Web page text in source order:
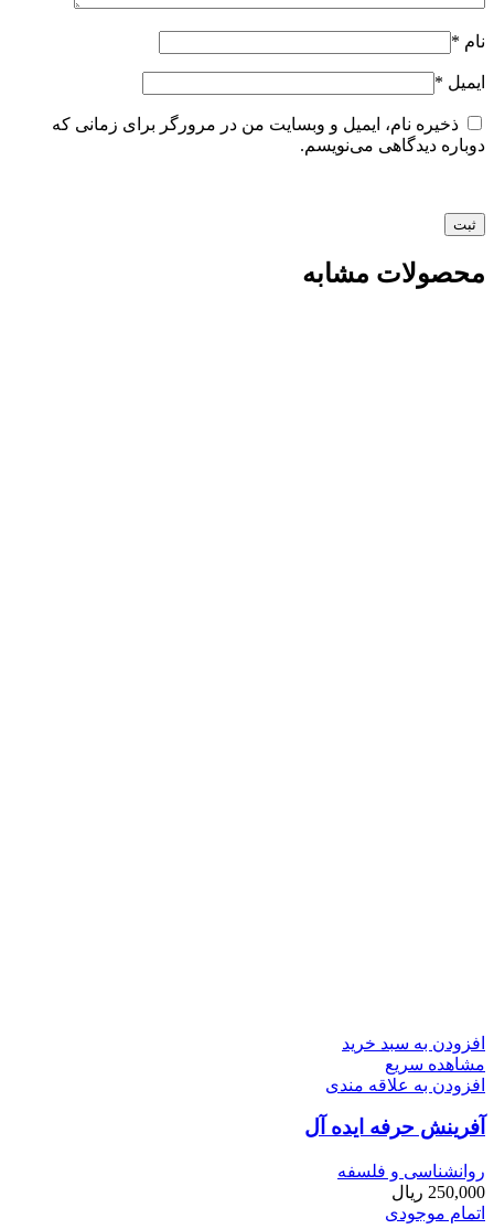
نام *
ایمیل *
ذخیره نام، ایمیل و وبسایت من در مرورگر برای زمانی که
دوباره دیدگاهی می‌نویسم.
محصولات مشابه
افزودن به سبد خرید
مشاهده سریع
افزودن به علاقه مندی
آفرینش حرفه ایده ­آل
روانشناسی و فلسفه
250,000 ریال
اتمام موجودی